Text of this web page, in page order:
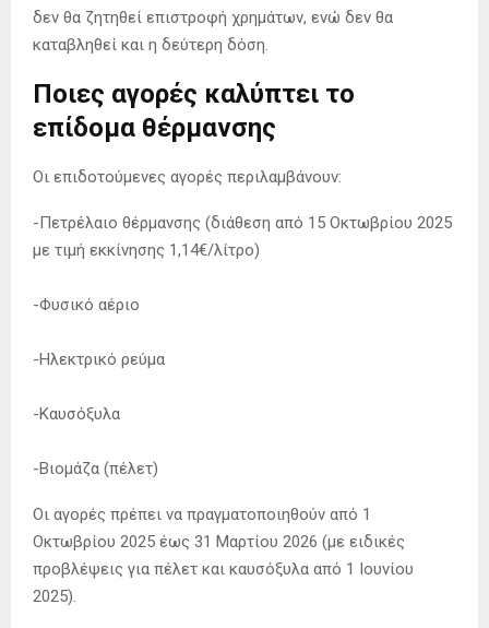
δεν θα ζητηθεί επιστροφή χρημάτων, ενώ δεν θα
καταβληθεί και η δεύτερη δόση.
Ποιες αγορές καλύπτει το
επίδομα θέρμανσης
Οι επιδοτούμενες αγορές περιλαμβάνουν:
-Πετρέλαιο θέρμανσης (διάθεση από 15 Οκτωβρίου 2025
με τιμή εκκίνησης 1,14€/λίτρο)
-Φυσικό αέριο
-Ηλεκτρικό ρεύμα
-Καυσόξυλα
-Βιομάζα (πέλετ)
Οι αγορές πρέπει να πραγματοποιηθούν από 1
Οκτωβρίου 2025 έως 31 Μαρτίου 2026 (με ειδικές
προβλέψεις για πέλετ και καυσόξυλα από 1 Ιουνίου
2025).